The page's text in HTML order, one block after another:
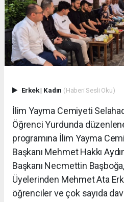
Erkek| Kadın (Haberi Sesli Oku)
İlim Yayma Cemiyeti
Öğrenci Yurdunda
programına İlim Yayma
Başkanı Mehmet Hakkı
Başkanı Necmettin
Üyelerinden Mehmet Ata
öğrenciler ve çok sayıda